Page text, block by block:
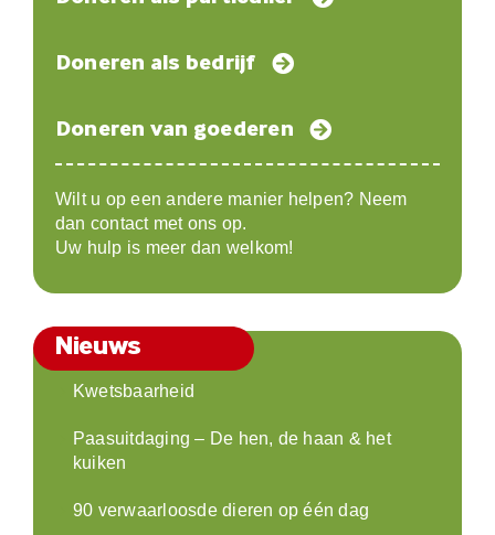
Doneren als bedrijf
Doneren van goederen
Wilt u op een andere manier helpen? Neem
dan contact met ons op.
Uw hulp is meer dan welkom!
Nieuws
Kwetsbaarheid
Paasuitdaging – De hen, de haan & het
kuiken
90 verwaarloosde dieren op één dag